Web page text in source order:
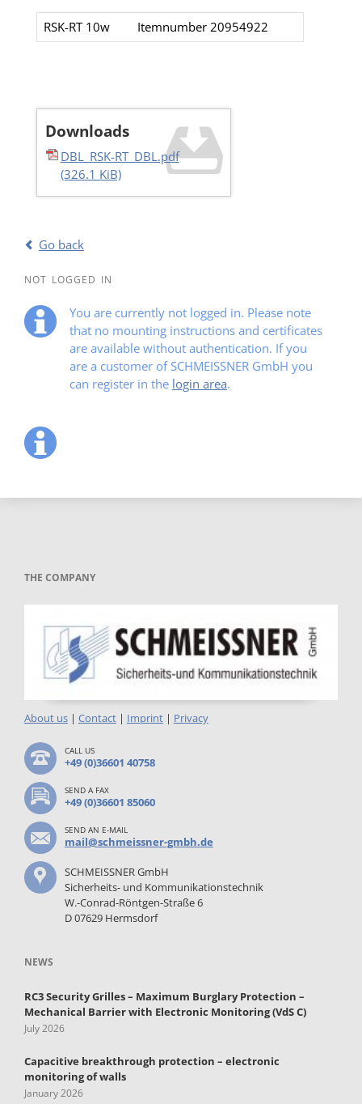
RSK-RT 10w Itemnumber 20954922​​
Downloads
DBL_RSK-RT_DBL.pdf
(326.1 KiB)
Go back
NOT LOGGED IN
You are currently not logged in. Please note
that no mounting instructions and certificates
are available without authentication. If you
are a customer of SCHMEISSNER GmbH you
can register in the login area.
THE COMPANY
About us| Contact| Imprint| Privacy
CALL US
+49 (0)36601 40758
SEND A FAX
+49 (0)36601 85060
SEND AN E-MAIL
mail@schmeissner-gmbh.de
SCHMEISSNER GmbH
Sicherheits- und Kommunikationstechnik
W.-Conrad-Röntgen-Straße 6
D 07629 Hermsdorf
NEWS
RC3 Security Grilles – Maximum Burglary Protection –
Mechanical Barrier with Electronic Monitoring (VdS C)
July 2026
Capacitive breakthrough protection – electronic
monitoring of walls
January 2026